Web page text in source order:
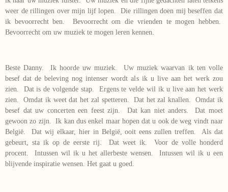
weer de rillingen over mijn lijf lopen. Die rillingen doen mij beseffen dat
ik bevoorrecht ben. Bevoorrecht om die vrienden te mogen hebben.
Bevoorrecht om uw muziek te mogen leren kennen.
Beste Danny. Ik hoorde uw muziek. Uw muziek waarvan ik ten volle
besef dat de beleving nog intenser wordt als ik u live aan het werk zou
zien. Dat is de volgende stap. Ergens te velde wil ik u live aan het werk
zien. Omdat ik weet dat het zal spetteren. Dat het zal knallen. Omdat ik
besef dat uw concerten een feest zijn. Dat kan niet anders. Dat moet
gewoon zo zijn. Ik kan dus enkel maar hopen dat u ook de weg vindt naar
België. Dat wij elkaar, hier in België, ooit eens zullen treffen. Als dat
gebeurt, sta ik op de eerste rij. Dat weet ik. Voor de volle honderd
procent. Intussen wil ik u het allerbeste wensen. Intussen wil ik u een
blijvende inspiratie wensen. Het gaat u goed.